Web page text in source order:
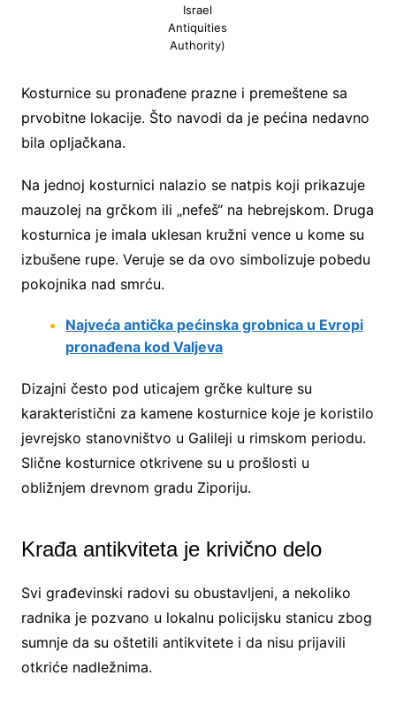
Israel
Antiquities
Authority)
Kosturnice su pronađene prazne i premeštene sa
prvobitne lokacije. Što navodi da je pećina nedavno
bila opljačkana.
Na jednoj kosturnici nalazio se natpis koji prikazuje
mauzolej na grčkom ili „nefeš“ na hebrejskom. Druga
kosturnica je imala uklesan kružni vence u kome su
izbušene rupe. Veruje se da ovo simbolizuje pobedu
pokojnika nad smrću.
Najveća antička pećinska grobnica u Evropi
pronađena kod Valjeva
Dizajni često pod uticajem grčke kulture su
karakteristični za kamene kosturnice koje je koristilo
jevrejsko stanovništvo u Galileji u rimskom periodu.
Slične kosturnice otkrivene su u prošlosti u
obližnjem drevnom gradu Ziporiju.
Krađa antikviteta je krivično delo
Svi građevinski radovi su obustavljeni, a nekoliko
radnika je pozvano u lokalnu policijsku stanicu zbog
sumnje da su oštetili antikvitete i da nisu prijavili
otkriće nadležnima.